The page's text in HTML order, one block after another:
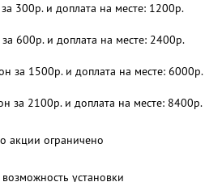
300р. и доплата на месте: 1200р.
600р. и доплата на месте: 2400р.
за 1500р. и доплата на месте: 6000р.
за 2100р. и доплата на месте: 8400р.
акции ограничено
установки